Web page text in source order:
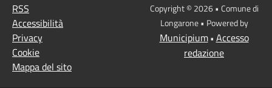
RSS
Accessibilità
Privacy
Cookie
Mappa del sito
Copyright © 2026 • Comune di
Longarone • Powered by
Municipium• Accesso
redazione